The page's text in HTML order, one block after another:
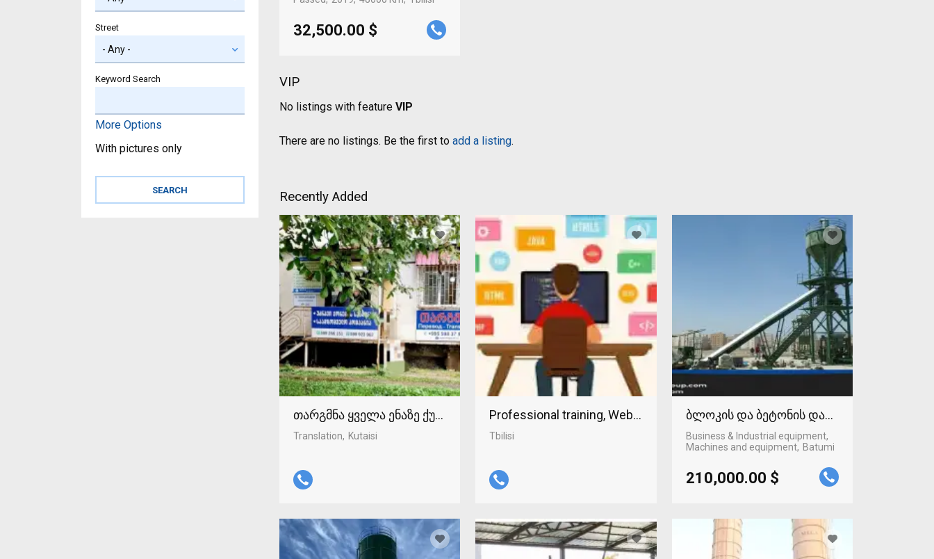
Street
Keyword Search
More Options
With pictures only
32,500.00 $
VIP
No listings with feature VIP
There are no listings. Be the first to add a listing.
Recently Added
თარგმნა ყველა ენაზე ქუთაისში 598-37-96-93
Translation Kutaisi
Professional training, Web technologies
Tbilisi
ბლოკის და ბეტონის დანადგარი
Business & Industrial equipment,
Machines and equipment
Batumi
210,000.00 $